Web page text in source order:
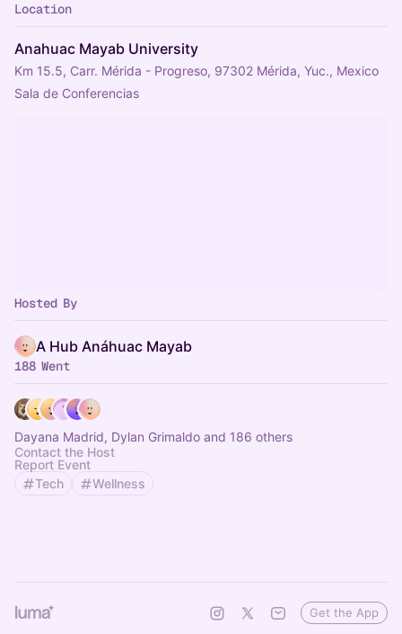
Location
Anahuac Mayab University
Km 15.5, Carr. Mérida - Progreso, 97302 Mérida, Yuc., Mexico
Sala de Conferencias
Hosted By
A Hub Anáhuac Mayab
188 Went
Dayana Madrid, Dylan Grimaldo and 186 others
Contact the Host
Report Event
Tech
Wellness
Get the App